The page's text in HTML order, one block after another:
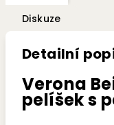
Diskuze
Detailní
Verona
pelíšek s